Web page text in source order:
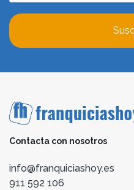
Contacta con nosotros
info@franquiciashoy.es
911 592 106